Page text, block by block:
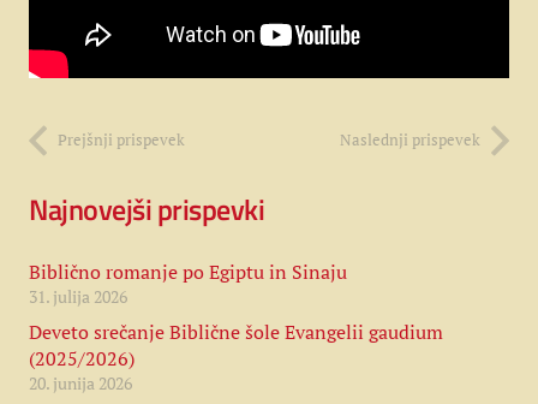
Prejšnji prispevek Naslednji prispevek
Najnovejši prispevki
Biblično romanje po Egiptu in Sinaju
31. julija 2026
Deveto srečanje Biblične šole Evangelii gaudium
(2025/2026)
20. junija 2026